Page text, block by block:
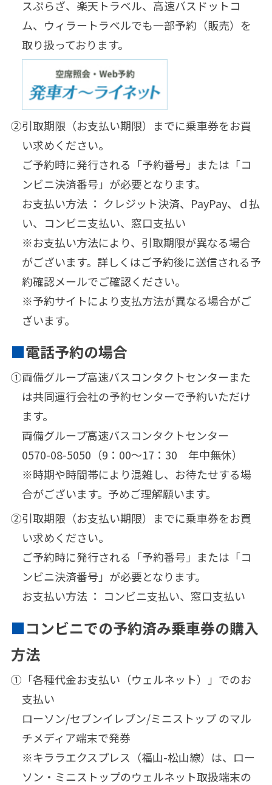
スぷらざ、楽天トラベル、高速バスドットコ
ム、ウィラートラベルでも一部予約（販売）を
取り扱っております。
②引取期限（お支払い期限）までに乗車券をお買
い求めください。
ご予約時に発行される「予約番号」または「コ
ンビニ決済番号」が必要となります。
お支払い方法 ： クレジット決済、PayPay、ｄ払
い、コンビニ支払い、窓口支払い
※お支払い方法により、引取期限が異なる場合
がございます。詳しくはご予約後に送信される予
約確認メールでご確認ください。
※予約サイトにより支払方法が異なる場合がご
ざいます。
電話予約の場合
①両備グループ高速バスコンタクトセンターまた
は共同運行会社の予約センターで予約いただけ
ます。
両備グループ高速バスコンタクトセンター
0570-08-5050（9：00～17：30 年中無休）
※時期や時間帯により混雑し、お待たせする場
合がございます。予めご理解願います。
②引取期限（お支払い期限）までに乗車券をお買
い求めください。
ご予約時に発行される「予約番号」または「コ
ンビニ決済番号」が必要となります。
お支払い方法 ： コンビニ支払い、窓口支払い
コンビニでの予約済み乗車券の購入
方法
① 「各種代金お支払い（ウェルネット）」でのお
支払い
ローソン/セブンイレブン/ミニストップ のマル
チメディア端末で発券
※キララエクスプレス（福山-松山線）は、ロー
ソン・ミニストップのウェルネット取扱端末の